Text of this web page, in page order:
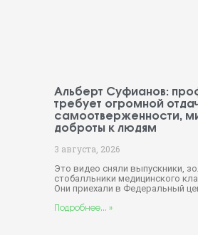
Альберт Суфианов:
требует огромной
самоотверженности,
доброты к людям
3 августа, 2026
Это видео сняли выпускники,
стобалльники медицинского
Они приехали в Федеральный
Подробнее... »